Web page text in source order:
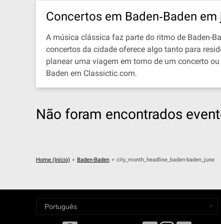
Concertos em Baden‐Baden
A música clássica faz parte do ritmo de Baden-
concertos da cidade oferece algo tanto para
planear uma viagem em torno de um concerto
Baden em Classictic.com.
Não foram encontrados
Home (Início) > Baden-Baden > city_month_headline_baden-baden_june